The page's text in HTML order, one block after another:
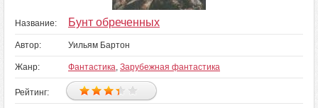
Название: Бунт обреченных
Автор: Уильям Бартон
Жанр: Фантастика, Зарубежная фантастика
Рейтинг: